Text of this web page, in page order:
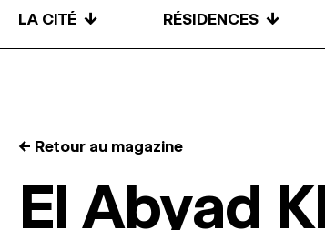
LA CITÉ ↓ RÉSIDENCES ↓
← Retour au magazine
El Abyad